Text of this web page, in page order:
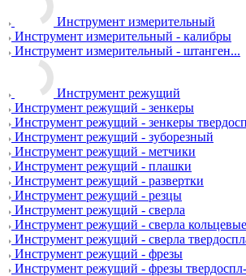
Инструмент измерительный
Инструмент измерительный - калибры
Инструмент измерительный - штанген...
Инструмент режущий
Инструмент режущий - зенкеры
Инструмент режущий - зенкеры
Инструмент режущий - зуборезный
Инструмент режущий - метчики
Инструмент режущий - плашки
Инструмент режущий - развертки
Инструмент режущий - резцы
Инструмент режущий - сверла
Инструмент режущий - сверла кольцевые
Инструмент режущий - сверла
Инструмент режущий - фрезы
Инструмент режущий - фрезы